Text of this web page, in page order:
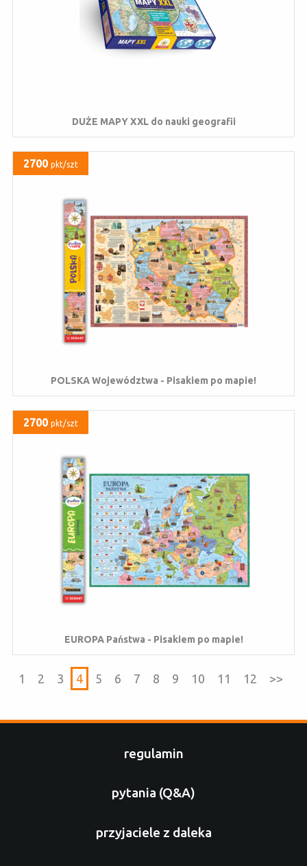
DUŻE MAPY XXL do nauki geografii
2700 pkt/szt
POLSKA Województwa - Pisakiem po mapie!
2700 pkt/szt
EUROPA Państwa - Pisakiem po mapie!
1 2 3 4 5 6 7 8 9 10 11 12 >>
regulamin
pytania (Q&A)
przyjaciele z daleka